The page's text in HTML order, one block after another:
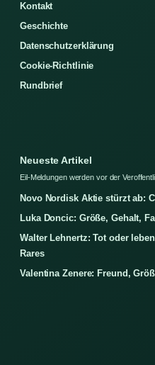
Kontakt
Geschichte
Datenschutzerklärung
Cookie-Richtlinie
Rundbrief
Neueste Artikel
Eil-Meldungen werden vor der
Novo Nordisk Aktie stürzt ab:
Luka Doncic: Größe, Gehalt,
Walter Lehnertz: Tot oder
Rares
Valentina Zenere: Freund,